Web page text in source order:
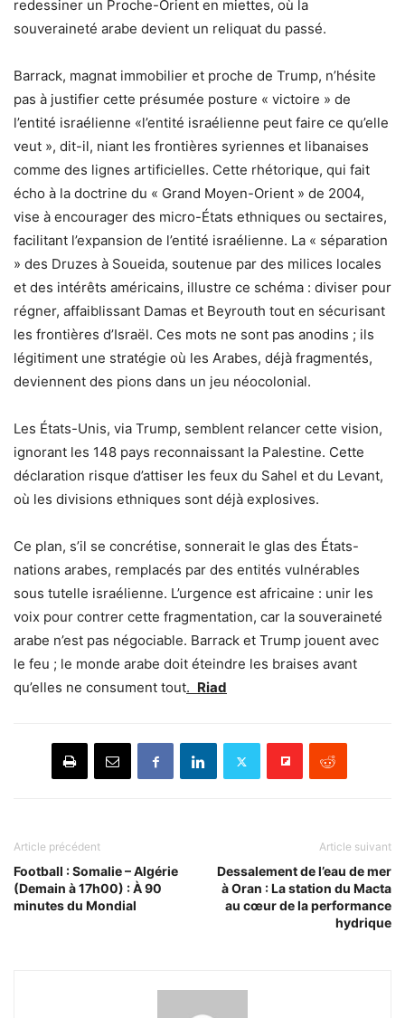
redessiner un Proche-Orient en miettes, où la
souveraineté arabe devient un reliquat du passé.
Barrack, magnat immobilier et proche de Trump, n’hésite
pas à justifier cette présumée posture « victoire » de
l’entité israélienne «l’entité israélienne peut faire ce qu’elle
veut », dit-il, niant les frontières syriennes et libanaises
comme des lignes artificielles. Cette rhétorique, qui fait
écho à la doctrine du « Grand Moyen-Orient » de 2004,
vise à encourager des micro-États ethniques ou sectaires,
facilitant l’expansion de l’entité israélienne. La « séparation
» des Druzes à Soueida, soutenue par des milices locales
et des intérêts américains, illustre ce schéma : diviser pour
régner, affaiblissant Damas et Beyrouth tout en sécurisant
les frontières d’Israël. Ces mots ne sont pas anodins ; ils
légitiment une stratégie où les Arabes, déjà fragmentés,
deviennent des pions dans un jeu néocolonial.
Les États-Unis, via Trump, semblent relancer cette vision,
ignorant les 148 pays reconnaissant la Palestine. Cette
déclaration risque d’attiser les feux du Sahel et du Levant,
où les divisions ethniques sont déjà explosives.
Ce plan, s’il se concrétise, sonnerait le glas des États-
nations arabes, remplacés par des entités vulnérables
sous tutelle israélienne. L’urgence est africaine : unir les
voix pour contrer cette fragmentation, car la souveraineté
arabe n’est pas négociable. Barrack et Trump jouent avec
le feu ; le monde arabe doit éteindre les braises avant
qu’elles ne consument tout. Riad
Article précédent
Football : Somalie – Algérie
(Demain à 17h00) : À 90
minutes du Mondial
Article suivant
Dessalement de l’eau de mer
à Oran : La station du Macta
au cœur de la performance
hydrique